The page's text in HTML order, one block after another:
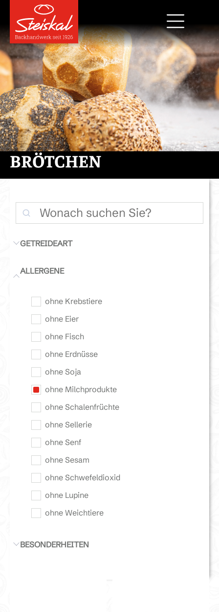
BRÖTCHEN
GETREIDEART
ALLERGENE
ohne Krebstiere
ohne Eier
ohne Fisch
ohne Erdnüsse
ohne Soja
ohne Milchprodukte
ohne Schalenfrüchte
ohne Sellerie
ohne Senf
ohne Sesam
ohne Schwefeldioxid
ohne Lupine
ohne Weichtiere
BESONDERHEITEN